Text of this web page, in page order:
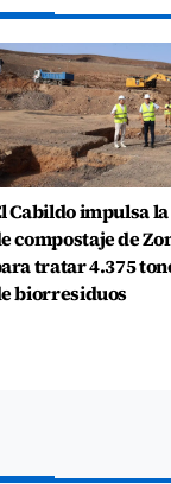
Cabildo impulsa
compostaje de
tratar 4.375
biorresiduos